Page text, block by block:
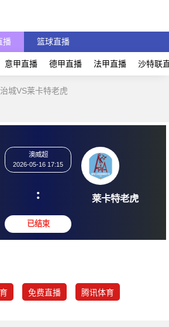
播 篮球直播
意甲直播 德甲直播 法甲直播 沙特联
城VS莱卡特老虎
2026-05-16 17:15
: 莱卡
免费直播 腾讯体育